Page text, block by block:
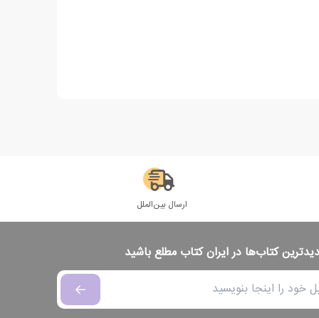
ارسال بین‌الملل
کتاب‌ها در ایران کتاب مطلع باشید